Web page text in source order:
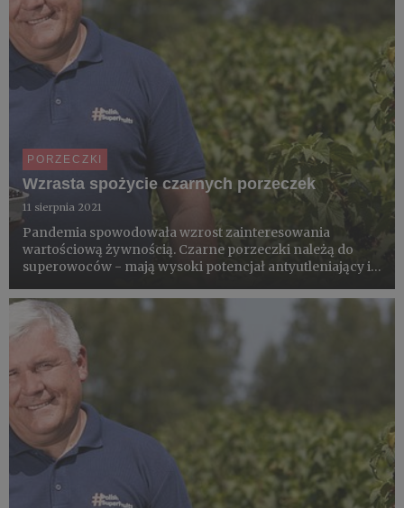
PORZECZKI
Wzrasta spożycie czarnych porzeczek
11 sierpnia 2021
Pandemia spowodowała wzrost zainteresowania
wartościową żywnością. Czarne porzeczki należą do
superowoców - mają wysoki potencjał antyutleniający i
C, zawierają jej dużo więcej niż np. cytrusy. To zdaniem
plantatorów p...